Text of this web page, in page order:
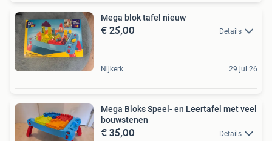
Mega blok tafel nieuw
€ 25,00 Details
Nijkerk 29 jul 26
Mega Bloks Speel- en Leertafel met veel
bouwstenen
€ 35,00 Details